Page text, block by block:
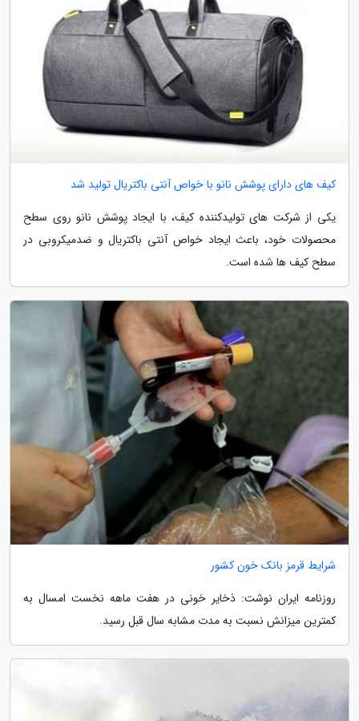
کیف های دارای پوشش نانو با خواص آنتی باکتریال تولید شد
یکی از شرکت های تولیدکننده کیف، با ایجاد پوشش نانو روی سطح
محصولات خود، باعث ایجاد خواص آنتی باکتریال و ضدمیکروبی در
سطح کیف ها شده است.
شرایط قرمز بانک خون کشور
روزنامه ایران نوشت: ذخایر خونی در هفت ماهه نخست امسال به
کمترین میزانش نسبت به مدت مشابه سال قبل رسید.